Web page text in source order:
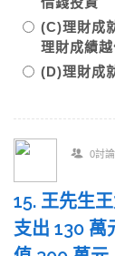
(C)理財成
理財成績
(D)理財成
0討論
15. 王先生
支出 130 萬